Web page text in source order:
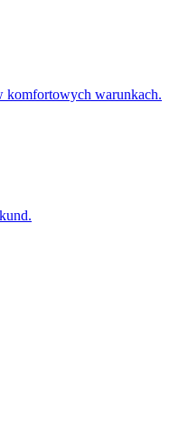
komfortowych warunkach.